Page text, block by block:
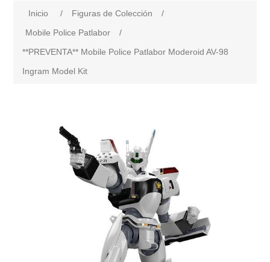
Inicio / Figuras de Colección
/
Mobile Police Patlabor
/
**PREVENTA** Mobile Police Patlabor Moderoid AV-98
Ingram Model Kit